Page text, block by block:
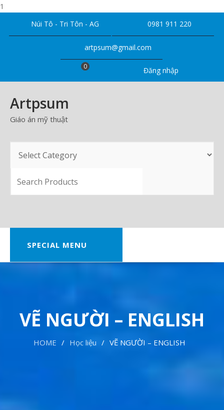
1
Núi Tô - Tri Tôn - AG 0981 911 220
artpsum@gmail.com
Đăng nhập
0
Artpsum
Giáo án mỹ thuật
SEARCH
SPECIAL MENU
VẼ NGƯỜI – ENGLISH
HOME Học liệu VẼ NGƯỜI – ENGLISH